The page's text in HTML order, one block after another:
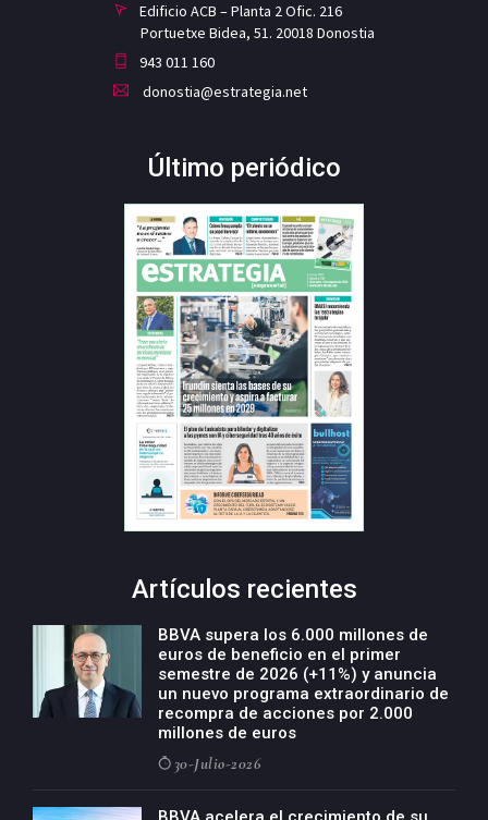
Edificio ACB – Planta 2 Ofic. 216
Portuetxe Bidea, 51. 20018 Donostia
943 011 160
donostia@estrategia.net
Último periódico
Artículos recientes
BBVA supera los 6.000 millones de
euros de beneficio en el primer
semestre de 2026 (+11%) y anuncia
un nuevo programa extraordinario de
recompra de acciones por 2.000
millones de euros
30-Julio-2026